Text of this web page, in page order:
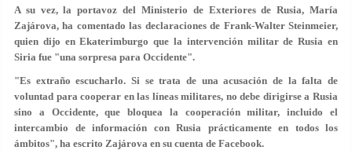
A su vez, la portavoz del Ministerio de Exteriores de Rusia, María
Zajárova, ha comentado las declaraciones de Frank-Walter Steinmeier,
quien dijo en Ekaterimburgo que la intervención militar de Rusia en
Siria fue "una sorpresa para Occidente".
"Es extraño escucharlo. Si se trata de una acusación de la falta de
voluntad para cooperar en las líneas militares, no debe dirigirse a Rusia
sino a Occidente, que bloquea la cooperación militar, incluido el
intercambio de información con Rusia prácticamente en todos los
ámbitos", ha escrito Zajárova en su cuenta de Facebook.